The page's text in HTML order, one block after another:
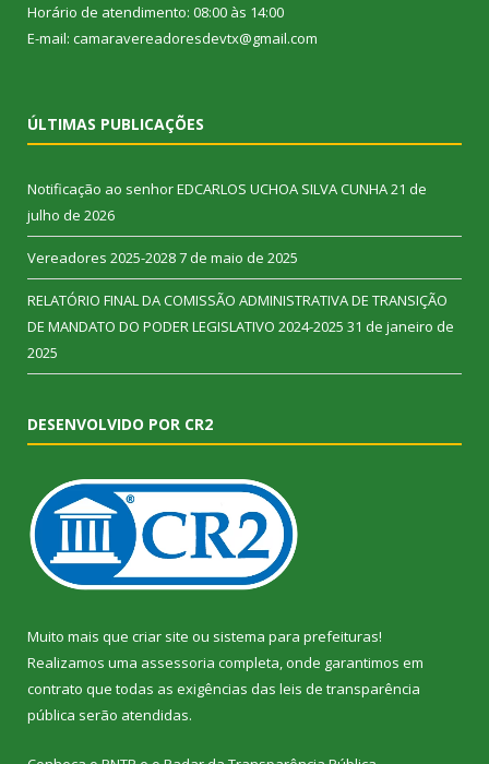
Horário de atendimento: 08:00 às 14:00
E-mail: camaravereadoresdevtx@gmail.com
ÚLTIMAS PUBLICAÇÕES
Notificação ao senhor EDCARLOS UCHOA SILVA CUNHA21 de
julho de 2026
Vereadores 2025-20287 de maio de 2025
RELATÓRIO FINAL DA COMISSÃO ADMINISTRATIVA DE TRANSIÇÃO
DE MANDATO DO PODER LEGISLATIVO 2024-2025 31 de janeiro de
2025
DESENVOLVIDO POR CR2
Muito mais que criar site ou sistema para prefeituras!
Realizamos uma assessoria completa, onde garantimos em
contrato que todas as exigências das leis de transparência
pública serão atendidas.